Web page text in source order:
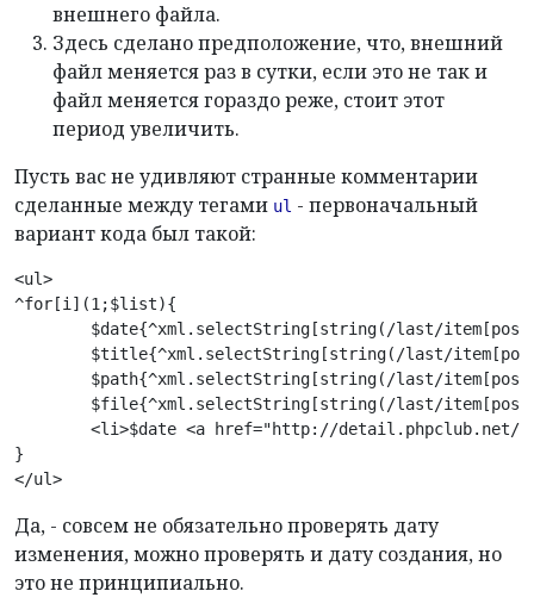
внешнего файла.
Здесь сделано предположение, что, внешний
файл меняется раз в сутки, если это не так и
файл меняется гораздо реже, стоит этот
период увеличить.
Пусть вас не удивляют странные комментарии
сделанные между тегами ul - первоначальный
вариант кода был такой:
<ul>
^for[i](1;$list){
}
Да, - совсем не обязательно проверять дату
изменения, можно проверять и дату создания, но
это не принципиально.